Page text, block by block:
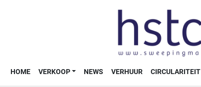
HOME VERKOOP NEWS VERHUUR CIRCULARITEIT